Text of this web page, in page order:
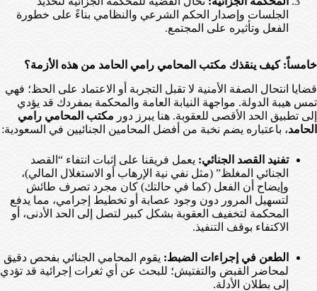
الجلسات وإصدار الحكم الشرعي والنظامي بناءً على خطورة
الفعل وتأثيره على المجتمع.
خامساً: كيف ينقذك مكتب المحامي رامي الحامد من هذه الأزمة؟
قضايا انتحال الصفة الأمنية لا تقبل التجربة أو الاعتماد على الحظ؛ فهي
تمس هيبة الدولة. مواجهة النيابة العامة والمحكمة بمفردك قد يؤدي
إلى تطبيق الحد الأقصى للعقوبة. هنا يبرز دور مكتب المحامي رامي
الحامد، باعتباره يضم نخبة من أفضل المحامين الجنائيين في السعودية:
تفنيد القصد الجنائي: يعمل فريقنا على إثبات انتفاء “القصد
الجنائي المغلظ” (مثل نفي نية الإرهاب أو الاستغلال المالي)،
وإيضاح أن الفعل (كما في حالتك) كان مجرد تصرف طائش
لتسهيل المرور دون وجود عصابة أو تخطيط إجرامي، مما يدفع
المحكمة لتخفيف العقوبة بشكل كبير لتصل إلى الحد الأدنى، أو
الاكتفاء بوقف التنفيذ.
الطعن في إجراءات الضبط: يقوم المحامي الجنائي بفحص دقيق
لمحاضر القبض والتفتيش؛ للبحث عن أي ثغرات إجرائية قد تؤدي
إلى بطلان الأدلة.